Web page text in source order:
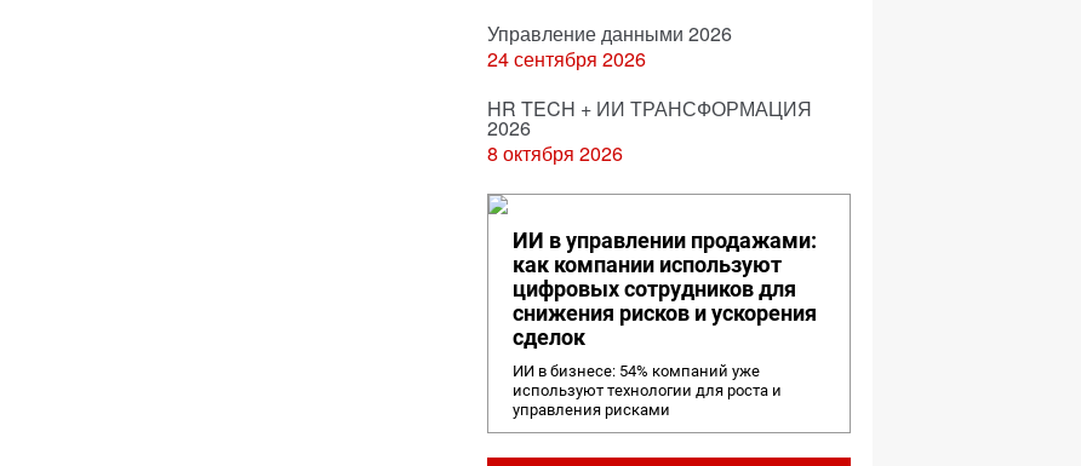
Управление данными 2026
24 сентября 2026
HR TECH + ИИ ТРАНСФОРМАЦИЯ
2026
8 октября 2026
ИИ в управлении продажами:
как компании используют
цифровых сотрудников для
снижения рисков и ускорения
сделок
ИИ в бизнесе: 54% компаний уже
используют технологии для роста и
управления рисками